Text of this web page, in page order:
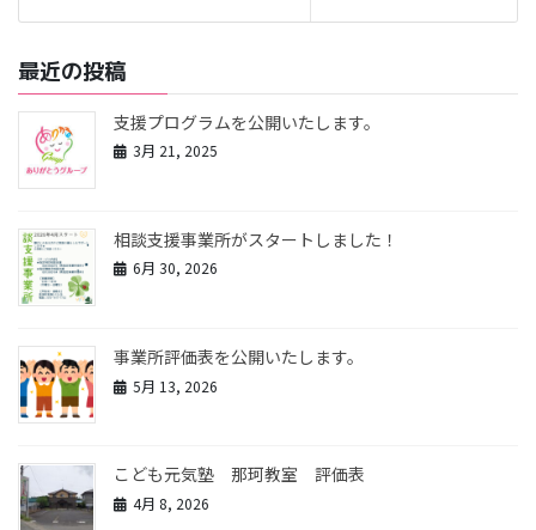
最近の投稿
支援プログラムを公開いたします。
3月 21, 2025
相談支援事業所がスタートしました！
6月 30, 2026
事業所評価表を公開いたします。
5月 13, 2026
こども元気塾 那珂教室 評価表
4月 8, 2026